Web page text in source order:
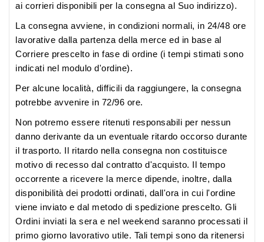
ai corrieri disponibili per la consegna al Suo indirizzo).
La consegna avviene, in condizioni normali, in 24/48 ore
lavorative dalla partenza della merce ed in base al
Corriere prescelto in fase di ordine (i tempi stimati sono
indicati nel modulo d'ordine).
Per alcune località, difficili da raggiungere, la consegna
potrebbe avvenire in 72/96 ore.
Non potremo essere ritenuti responsabili per nessun
danno derivante da un eventuale ritardo occorso durante
il trasporto. Il ritardo nella consegna non costituisce
motivo di recesso dal contratto d'acquisto. Il tempo
occorrente a ricevere la merce dipende, inoltre, dalla
disponibilità dei prodotti ordinati, dall'ora in cui l'ordine
viene inviato e dal metodo di spedizione prescelto. Gli
Ordini inviati la sera e nel weekend saranno processati il
primo giorno lavorativo utile. Tali tempi sono da ritenersi